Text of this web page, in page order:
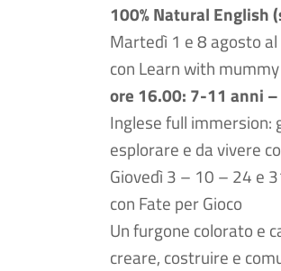
100% Natural English
Martedì 1 e 8 agosto
con Learn with mummy
ore 16.00: 7-11 anni
Inglese full immersion:
esplorare e da vivere
Giovedì 3 – 10 – 24 e
con Fate per Gioco
Un furgone colorato e
creare, costruire e